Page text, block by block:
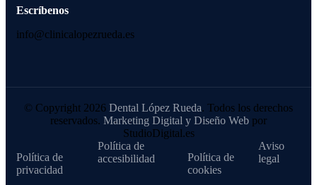
Escríbenos
info@clinicalopezrueda.es
© Copyright 2026 Dental López Rueda. Todos los derechos
reservados. Marketing Digital y Diseño Web por
StudioDigital.es
Política de
privacidad
Política de
accesibilidad
Política de
cookies
Aviso
legal